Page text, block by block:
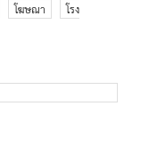
โฆษณา
โรง